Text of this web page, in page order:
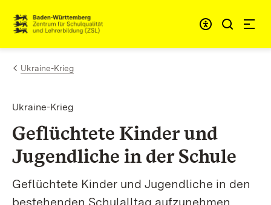
Zum Inhalt springen
Link zur Startseite
Ukraine-Krieg
Ukraine-Krieg
Geflüchtete Kinder und
Jugendliche in der Schule
Geflüchtete Kinder und Jugendliche in den
bestehenden Schulalltag aufzunehmen,